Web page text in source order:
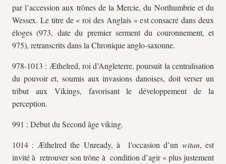
par l’accession aux trônes de la Mercie, du Northumbrie et du
Wessex. Le titre de « roi des Anglais » est consacré dans deux
éloges (973, date du premier serment du couronnement, et
975), retranscrits dans la Chronique anglo-saxonne.
978-1013 : Æthelred, roi d’Angleterre, poursuit la centralisation
du pouvoir et, soumis aux invasions danoises, doit verser un
tribut aux Vikings, favorisant le développement de la
perception.
991 : Début du Second âge viking.
1014 : Æthelred the Unready, à l’occasion d’un witan, est
invité à retrouver son trône à condition d’agir « plus justement